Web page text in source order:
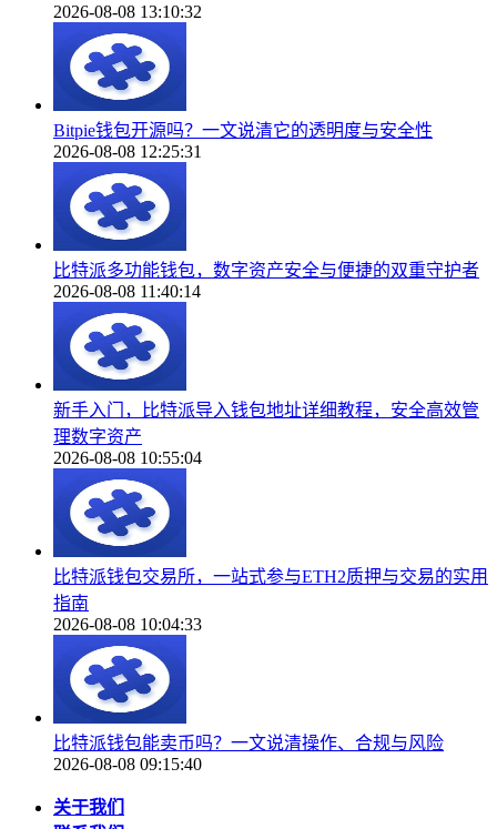
2026-08-08 13:10:32
Bitpie钱包开源吗？一文说清它的透明度与安全性
2026-08-08 12:25:31
比特派多功能钱包，数字资产安全与便捷的双重守护者
2026-08-08 11:40:14
新手入门，比特派导入钱包地址详细教程，安全高效管
理数字资产
2026-08-08 10:55:04
比特派钱包交易所，一站式参与ETH2质押与交易的实用
指南
2026-08-08 10:04:33
比特派钱包能卖币吗？一文说清操作、合规与风险
2026-08-08 09:15:40
关于我们